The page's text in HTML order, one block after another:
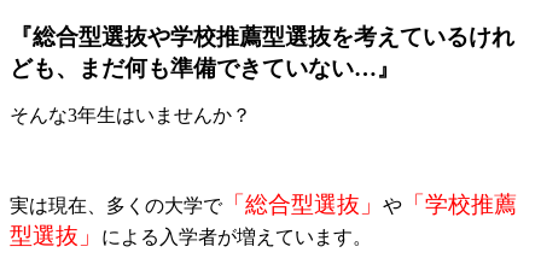
『総合型選抜や学校推薦型選抜を考えているけれ
ども、まだ何も準備できていない…』
そんな3年生はいませんか？
実は現在、多くの大学で「総合型選抜」 や
「学校推薦
型選抜」
による入学者が増えています。